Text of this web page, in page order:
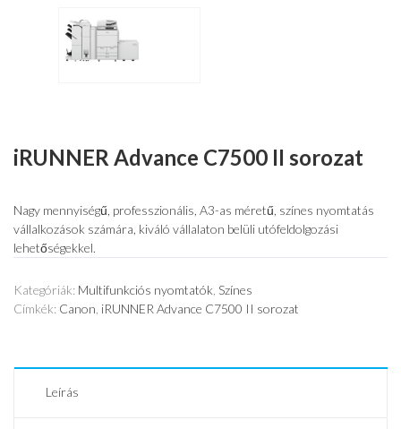
iRUNNER Advance C7500 II sorozat
Nagy mennyiségű, professzionális, A3-as méretű, színes nyomtatás
vállalkozások számára, kiváló vállalaton belüli utófeldolgozási
lehetőségekkel.
Kategóriák: Multifunkciós nyomtatók Színes
Címkék: Canon iRUNNER Advance C7500 II sorozat
Leírás